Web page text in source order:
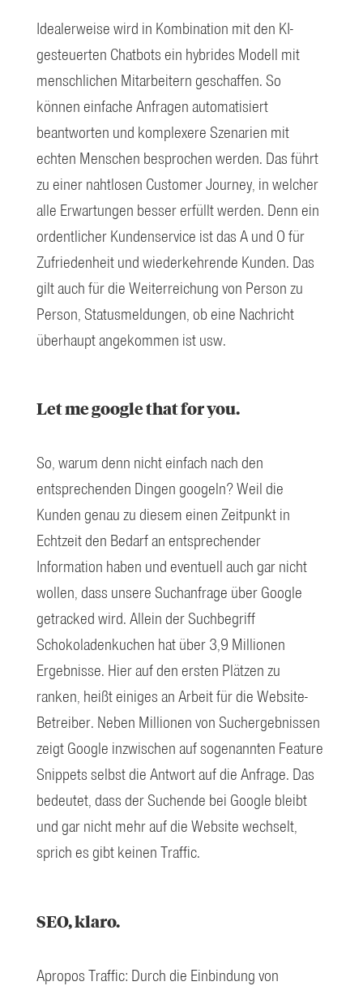
Idealerweise wird in Kombination mit den KI-
gesteuerten Chatbots ein hybrides Modell mit
menschlichen Mitarbeitern geschaffen. So
können einfache Anfragen automatisiert
beantworten und komplexere Szenarien mit
echten Menschen besprochen werden. Das führt
zu einer nahtlosen Customer Journey, in welcher
alle Erwartungen besser erfüllt werden. Denn ein
ordentlicher Kundenservice ist das A und O für
Zufriedenheit und wiederkehrende Kunden. Das
gilt auch für die Weiterreichung von Person zu
Person, Statusmeldungen, ob eine Nachricht
überhaupt angekommen ist usw.
Let me google that for you.
So, warum denn nicht einfach nach den
entsprechenden Dingen googeln? Weil die
Kunden genau zu diesem einen Zeitpunkt in
Echtzeit den Bedarf an entsprechender
Information haben und eventuell auch gar nicht
wollen, dass unsere Suchanfrage über Google
getracked wird. Allein der Suchbegriff
Schokoladenkuchen hat über 3,9 Millionen
Ergebnisse. Hier auf den ersten Plätzen zu
ranken, heißt einiges an Arbeit für die Website-
Betreiber. Neben Millionen von Suchergebnissen
zeigt Google inzwischen auf sogenannten Feature
Snippets selbst die Antwort auf die Anfrage. Das
bedeutet, dass der Suchende bei Google bleibt
und gar nicht mehr auf die Website wechselt,
sprich es gibt keinen Traffic.
SEO, klaro.
Apropos Traffic: Durch die Einbindung von